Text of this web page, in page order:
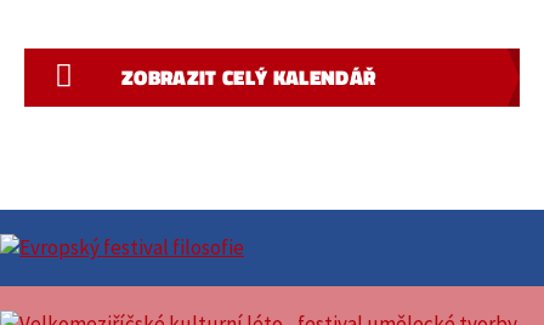
ZOBRAZIT CELÝ KALENDÁŘ